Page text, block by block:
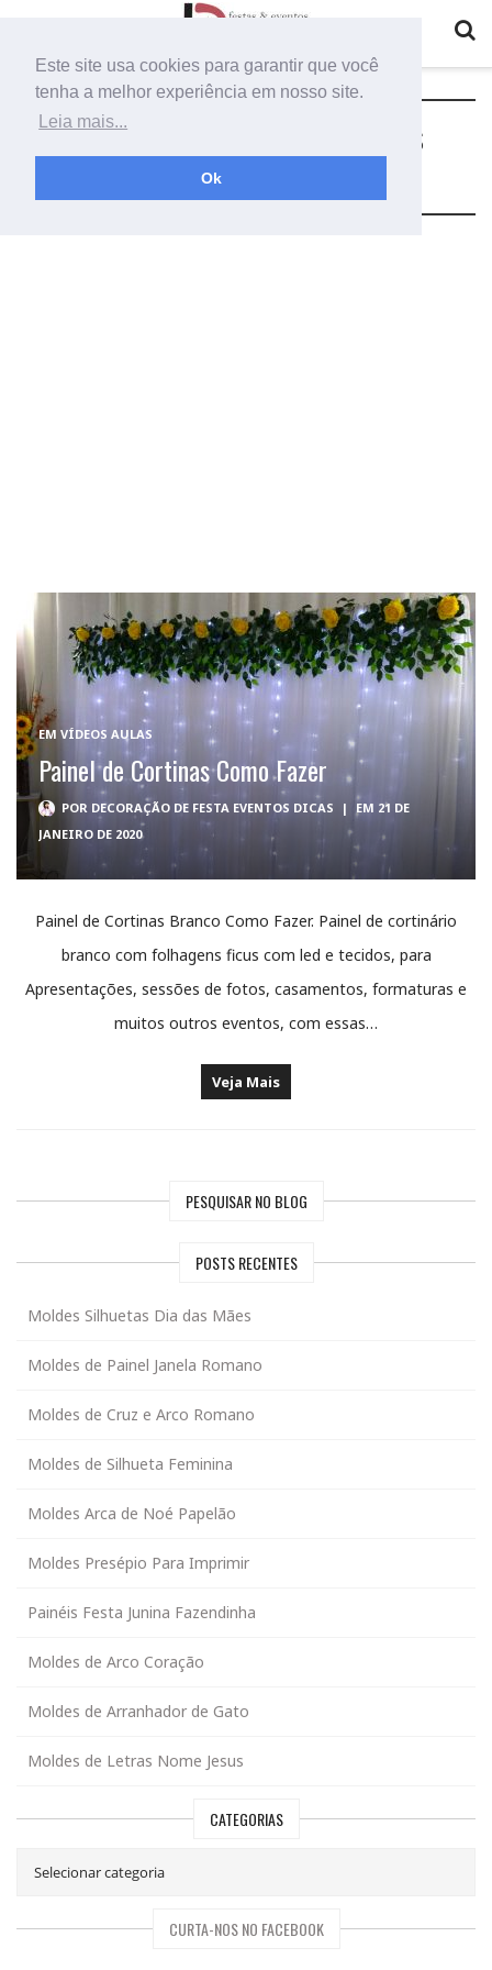
Este site usa cookies para garantir que você
tenha a melhor experiência em nosso site.
Leia mais...
Ok
Tag:como fazer painel de cortinas
EM VÍDEOS AULAS
Painel de Cortinas Como Fazer
POR DECORAÇÃO DE FESTA EVENTOS DICAS |
EM 21 DE
JANEIRO DE 2020
Painel de Cortinas Branco Como Fazer. Painel de cortinário
branco com folhagens ficus com led e tecidos, para
Apresentações, sessões de fotos, casamentos, formaturas e
muitos outros eventos, com essas…
Veja Mais
PESQUISAR NO BLOG
POSTS RECENTES
Moldes Silhuetas Dia das Mães
Moldes de Painel Janela Romano
Moldes de Cruz e Arco Romano
Moldes de Silhueta Feminina
Moldes Arca de Noé Papelão
Moldes Presépio Para Imprimir
Painéis Festa Junina Fazendinha
Moldes de Arco Coração
Moldes de Arranhador de Gato
Moldes de Letras Nome Jesus
CATEGORIAS
CURTA-NOS NO FACEBOOK